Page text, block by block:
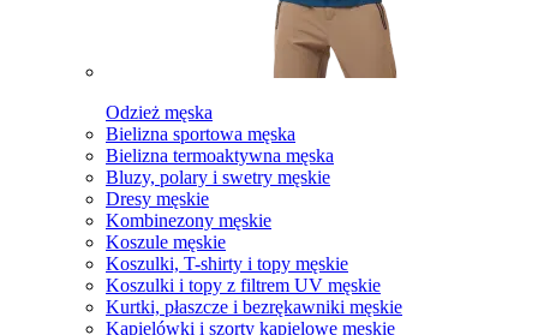
Odzież męska
Bielizna sportowa męska
Bielizna termoaktywna męska
Bluzy, polary i swetry męskie
Dresy męskie
Kombinezony męskie
Koszule męskie
Koszulki, T-shirty i topy męskie
Koszulki i topy z filtrem UV męskie
Kurtki, płaszcze i bezrękawniki męskie
Kąpielówki i szorty kąpielowe męskie